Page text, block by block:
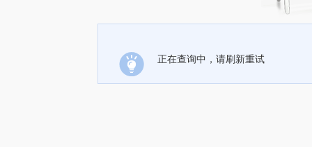
正在查询中，请刷新重试